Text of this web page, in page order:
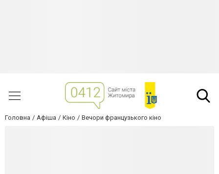
Головна Афіша Кіно Вечори французького кіно